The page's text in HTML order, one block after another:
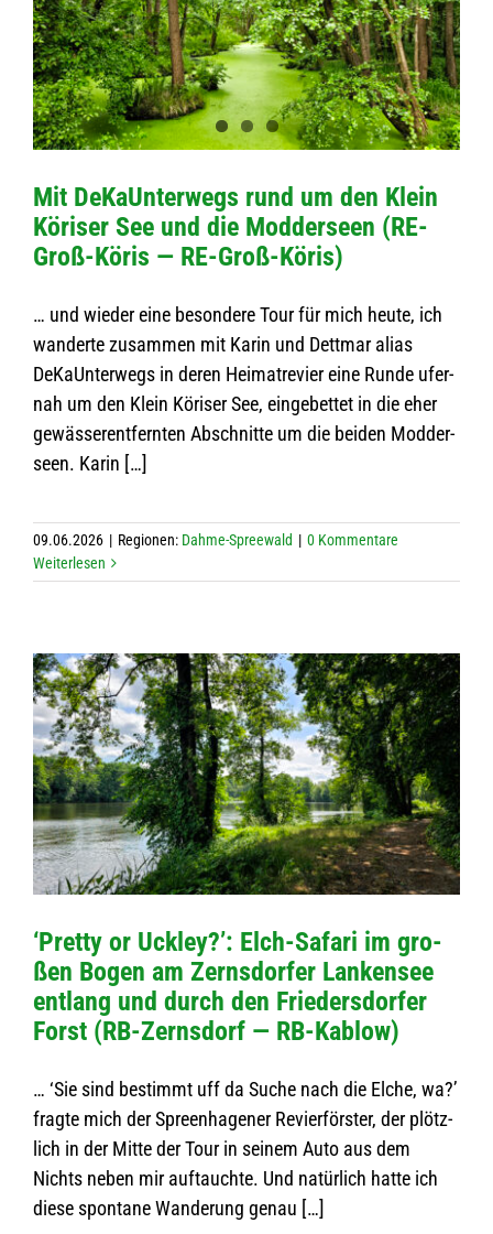
Mit DeKaUn­ter­wegs rund um den Klein
Köri­ser See und die Mod­der­seen (RE-
Groß-Köris — RE-Groß-Köris)
… und wie­der eine beson­dere Tour für mich heute, ich
wan­derte zusam­men mit Karin und Dett­mar alias
DeKaUn­ter­wegs in deren Hei­mat­re­vier eine Runde ufer­
nah um den Klein Köri­ser See, ein­ge­bet­tet in die eher
gewäs­ser­ent­fern­ten Abschnitte um die bei­den Mod­der­
seen. Karin […]
09.06.2026 | Regio­nen: Dahme-Spree­wald | 0 Kom­men­tare
Wei­ter­le­sen
‘Pretty or Uck­ley?’: Elch-Safari im gro­
ßen Bogen am Zerns­dor­fer Lan­ken­see
ent­lang und durch den Frie­ders­dor­fer
Forst (RB-Zerns­­dorf — RB-Kablow)
… ‘Sie sind bestimmt uff da Suche nach die Elche, wa?’
fragte mich der Spreen­ha­ge­ner Revier­förs­ter, der plötz­
lich in der Mitte der Tour in sei­nem Auto aus dem
Nichts neben mir auf­tauchte. Und natür­lich hatte ich
diese spon­tane Wan­de­rung genau […]